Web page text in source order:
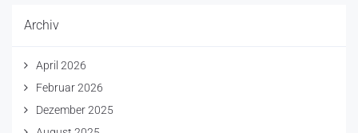
Archiv
April 2026
Februar 2026
Dezember 2025